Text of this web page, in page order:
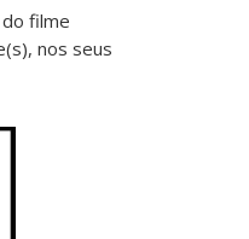
filme
nos seus